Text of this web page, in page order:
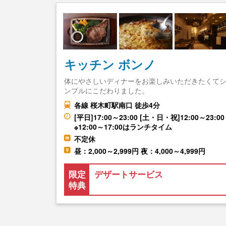
キッチン ボンノ
体にやさしいディナーをお楽しみいただきたくてシ
ンプルにこだわりました。
各線 桜木町駅南口 徒歩4分
[平日]17:00～23:00 [土・日・祝]12:00～23:00
※12:00～17:00はランチタイム
不定休
昼：2,000～2,999円 夜：4,000～4,999円
限定
特典
デザートサービス